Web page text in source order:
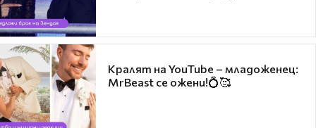
Кралят на YouTube – младоженец:
MrBeast се ожени!💍🥰